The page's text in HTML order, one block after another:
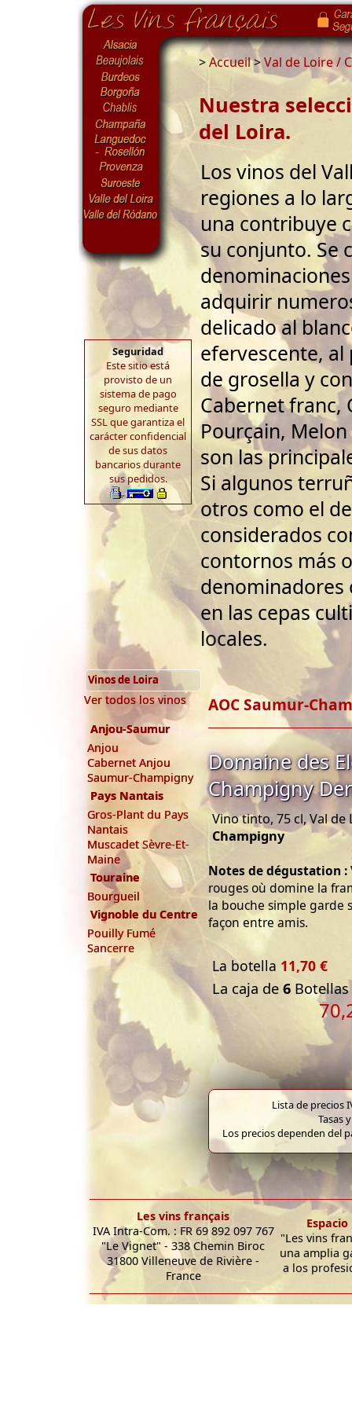
Seguridad
Este sitio está
provisto de un
sistema de pago
seguro mediante
SSL que garantiza el
carácter confidencial
de sus datos
bancarios durante
sus pedidos.
>Accueil>Val de Loire /
Nuestra
del Loira.
Los vinos del
regiones a lo
una contribuye
su conjunto. Se
adquirir
delicado al
efervescente,
de grosella y
Cabernet franc,
Pourçain,
son las
Si algunos
otros como el
considerados
contornos más
denominadores
en las cepas
locales.
Vinos de Loira
Ver todos los vinos
Anjou-Saumur
Anjou
Cabernet Anjou
Saumur-Champigny
Pays Nantais
Gros-Plant du Pays
Nantais
Muscadet Sèvre-Et-
Maine
Touraine
Bourgueil
Vignoble du Centre
Pouilly Fumé
Sancerre
AOC Saumur-
Domaine des
Champigny
Vino tinto, 75 cl, Val
Champigny
Notes de dégustation :
rouges où domine la
la bouche simple garde
façon entre amis.
La botella 11,70 €
La caja de 6 Botellas
Lista de precios
Tasas
Los precios dependen del
Les vins français
IVA Intra-Com. : FR 69 892 097 767
"Le Vignet" - 338 Chemin Biroc
31800 Villeneuve de Rivière -
France
"Les vins
una amplia
a los